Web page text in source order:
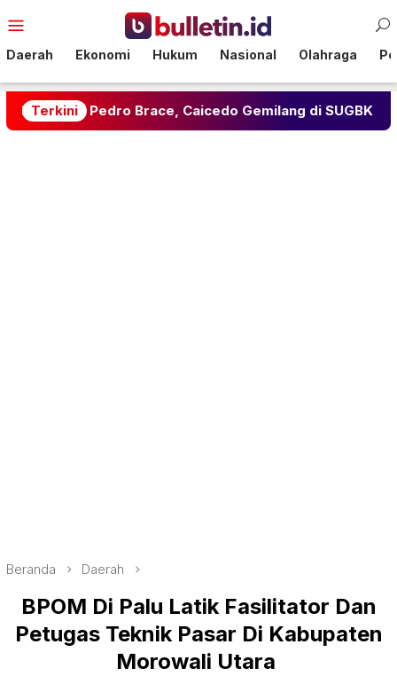
ke
Mobile
Daerah Ekonomi Hukum Nasional Olahraga
Terkini
Brace, Caicedo Gemilang di SUGBK Jangan
Beranda Daerah
BPOM Di Palu Latik Fasilitator Dan
Petugas Teknik Pasar Di Kabupaten
Morowali Utara